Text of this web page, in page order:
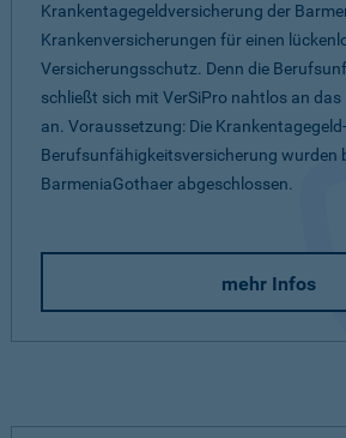
Krankentagegeldversicherung der
Krankenversicherungen für einen
Versicherungsschutz. Denn die
schließt sich mit VerSiPro nahtlos an
an. Voraussetzung: Die
Berufsunfähigkeitsversicherung wurden
BarmeniaGothaer abgeschlossen.
mehr Infos